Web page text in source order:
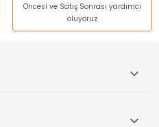
Öncesi ve Satış Sonrası yardımcı
oluyoruz